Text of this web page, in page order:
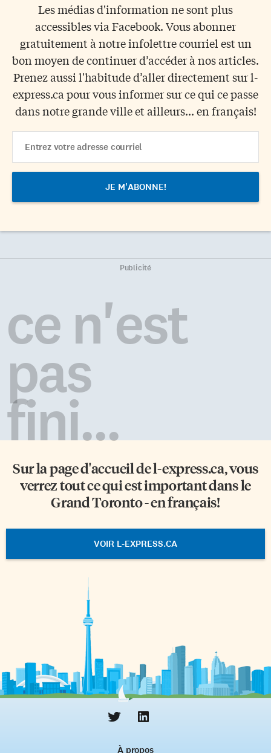
Les médias d'information ne sont plus
accessibles via Facebook. Vous abonner
gratuitement à notre infolettre courriel est un
bon moyen de continuer d’accéder à nos articles.
Prenez aussi l'habitude d’aller directement sur l-
express.ca pour vous informer sur ce qui ce passe
dans notre grande ville et ailleurs... en français!
Address
Publicité
ce n'est
pas
fini...
Sur la page d'accueil del-express.ca, vous
verrez tout ce qui est important dans le
Grand Toronto - en français!
VOIR L-EXPRESS.CA
À propos